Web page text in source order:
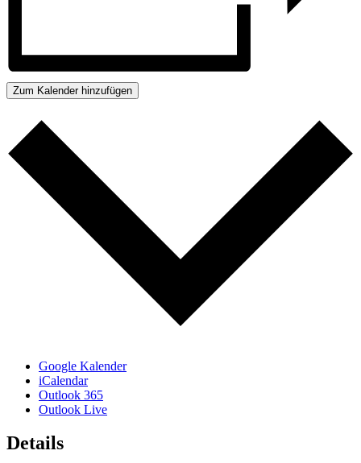
Zum Kalender hinzufügen
Google Kalender
iCalendar
Outlook 365
Outlook Live
Details